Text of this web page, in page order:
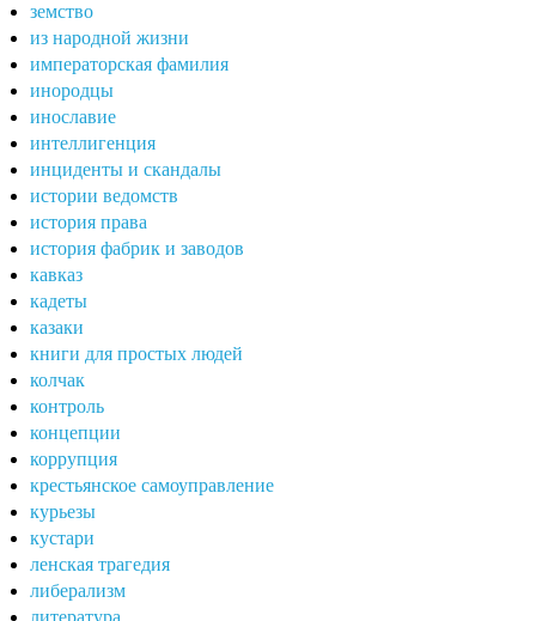
земство
из народной жизни
императорская фамилия
инородцы
инославие
интеллигенция
инциденты и скандалы
истории ведомств
история права
история фабрик и заводов
кавказ
кадеты
казаки
книги для простых людей
колчак
контроль
концепции
коррупция
крестьянское самоуправление
курьезы
кустари
ленская трагедия
либерализм